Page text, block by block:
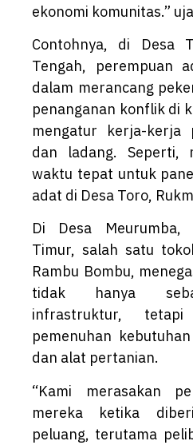
ekonomi komunitas.”
Contohnya, di Desa
Tengah, perempuan
dalam merancang
penanganan konflik di
mengatur kerja-kerja
dan ladang. Seperti,
waktu tepat untuk
adat di Desa Toro,
Di Desa Meurumba,
Timur, salah satu
Rambu Bombu,
tidak hanya
infrastruktur,
pemenuhan
dan alat pertanian.
“Kami merasakan
mereka ketika
peluang, terutama